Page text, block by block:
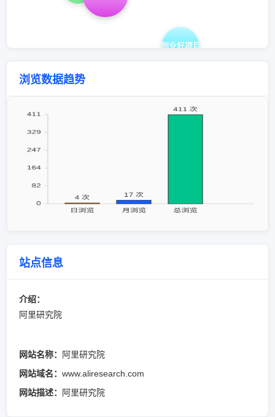
创业好项目
浏览数据趋势
站点信息
介绍：
阿里研究院
网站名称：
阿里研究院
网站域名： www.aliresearch.com
网站描述：
阿里研究院